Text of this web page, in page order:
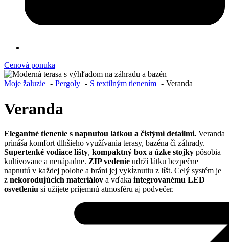
Cenová ponuka
Moje žaluzie Pergoly S textilným tienením Veranda
Veranda
Elegantné tienenie s napnutou látkou a čistými detailmi. Veranda
prináša komfort dlhšieho využívania terasy, bazéna či záhrady.
Supertenké vodiace lišty, kompaktný box a úzke stojky pôsobia
kultivovane a nenápadne. ZIP vedenie udrží látku bezpečne
napnutú v každej polohe a bráni jej vykĺznutiu z líšt. Celý systém je
z nekorodujúcich materiálov a vďaka integrovanému LED
osvetleniu si užijete príjemnú atmosféru aj podvečer.